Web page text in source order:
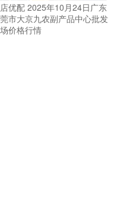
优配 2025年10月24日广东
市大京九农副产品中心批发
价格行情